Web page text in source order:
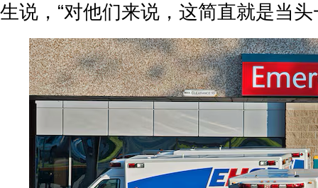
生说，“对他们来说，这简直就是当头